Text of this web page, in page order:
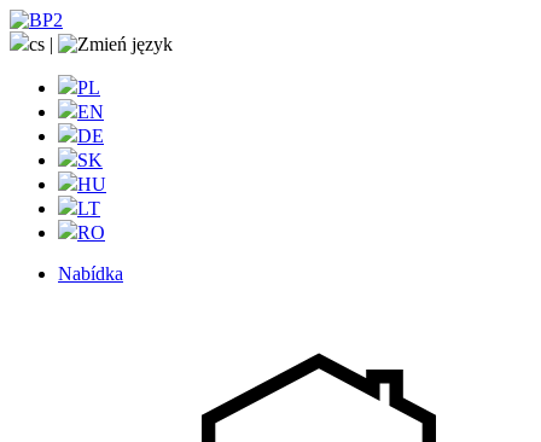
cs |
PL
EN
DE
SK
HU
LT
RO
Nabídka